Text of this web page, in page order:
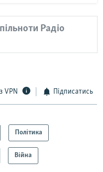
Радіо
VPN Підписатись
Політика
Війна